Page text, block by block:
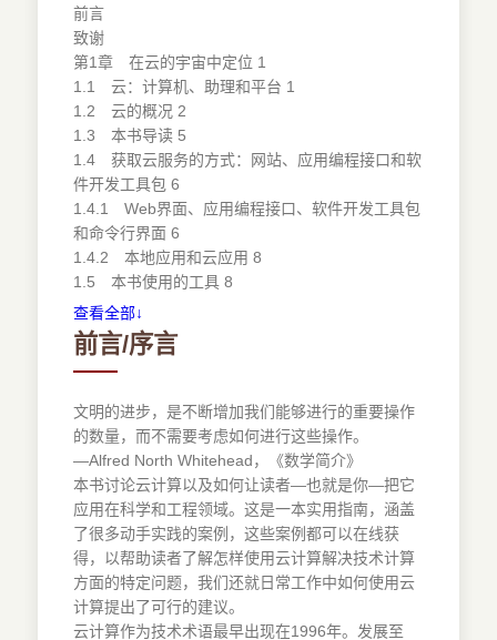
前言
致谢
第1章 在云的宇宙中定位 1
1.1 云：计算机、助理和平台 1
1.2 云的概况 2
1.3 本书导读 5
1.4 获取云服务的方式：网站、应用编程接口和软
件开发工具包 6
1.4.1 Web界面、应用编程接口、软件开发工具包
和命令行界面 6
1.4.2 本地应用和云应用 8
1.5 本书使用的工具 8
1.5.1 Python 8
1.5.2 Jupyter：基于Web的交互式计算工具 9
1.5.3 版本控制系统GitHub 10
1.6 小结 10
1.7 资源 11
第一部分 管理云中的数据
第2章 存储即服务 15
2.1 三个启发式的例子 15
2.2 存储模型 16
2.2.1 文件系统 16
2.2.2 对象存储 17
2.2.3 关系型数据库 17
2.2.4 NoSQL数据库 18
查看全部↓
前言/序言
文明的进步，是不断增加我们能够进行的重要操作
的数量，而不需要考虑如何进行这些操作。
—Alfred North Whitehead，《数学简介》
本书讨论云计算以及如何让读者—也就是你—把它
应用在科学和工程领域。这是一本实用指南，涵盖
了很多动手实践的案例，这些案例都可以在线获
得，以帮助读者了解怎样使用云计算解决技术计算
方面的特定问题，我们还就日常工作中如何使用云
计算提出了可行的建议。
云计算作为技术术语最早出现在1996年。发展至